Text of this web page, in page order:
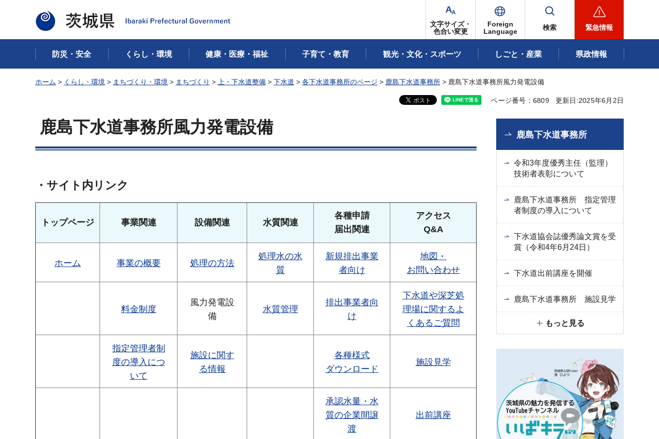
茨城県
文字サイズ・
色合い変更
Foreign
Language
検索 緊急情報
防災・安全 くらし・環境 健康・医療・福祉 子育て・教育 観光・文化・スポーツ しごと・産業 県政情報
ホーム > くらし・環境 > まちづくり・環境 > まちづくり > 上・下水道整備 > 下水道 > 各下水道事務所のページ > 鹿島下水道事務所 > 鹿島下水道事務所風力発電設備
ページ番号：6809 更新日:2025年6月2日
鹿島下水道事務所風力発電設備
・サイト内リンク
トップページ 事業関連 設備関連 水質関連
各種申請
届出関連
アクセス
Q&A
ホーム 事業の概要 処理の方法
処理水の水
質
新規排出事業
者向け
地図・
お問い合わせ
料金制度
風力発電設
備
水質管理
排出事業者向
け
下水道や深芝処
理場に関するよ
くあるご質問
指定管理者制
度の導入につ
いて
施設に関す
る情報
各種様式
ダウンロード
施設見学
承認水量・水
質の企業間譲
渡
出前講座
鹿島下水道事務所
令和3年度優秀主任（監理）
技術者表彰について
鹿島下水道事務所 指定管理
者制度の導入について
下水道協会誌優秀論文賞を受
賞（令和4年6月24日）
下水道出前講座を開催
鹿島下水道事務所 施設見学
もっと見る